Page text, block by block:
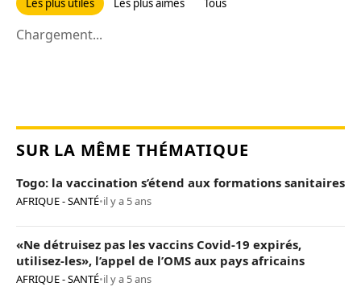
Les plus utiles Les plus aimés Tous
Chargement...
SUR LA MÊME THÉMATIQUE
Togo: la vaccination s’étend aux formations sanitaires
AFRIQUE - SANTÉ•il y a 5 ans
«Ne détruisez pas les vaccins Covid-19 expirés,
utilisez-les», l’appel de l’OMS aux pays africains
AFRIQUE - SANTÉ•il y a 5 ans